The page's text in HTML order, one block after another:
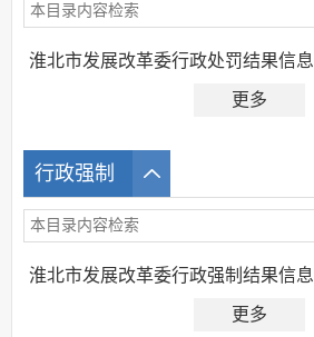
淮北市发展改革委行政处罚结果信息
更多
行政强制
淮北市发展改革委行政强制结果信息
更多